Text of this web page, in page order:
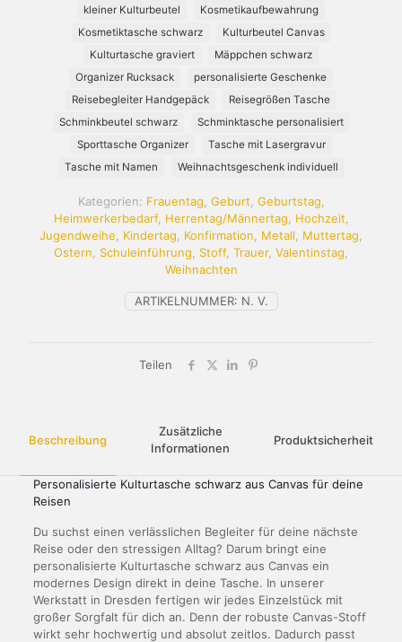
ARTIKELNUMMER: N. V.
Kategorien: Frauentag Geburt Geburtstag
Heimwerkerbedarf, Herrentag/Männertag Hochzeit
Jugendweihe
Kindertag Konfirmation Metall Muttertag
Ostern
Schuleinführung Stoff, Trauer, Valentinstag
Weihnachten
kleiner Kulturbeutel
Kosmetikaufbewahrung
Kosmetiktasche schwarz
Kulturbeutel Canvas
Kulturtasche graviert
Mäppchen schwarz
Organizer Rucksack
personalisierte Geschenke
Reisebegleiter Handgepäck
Reisegrößen Tasche
Schminkbeutel schwarz
Schminktasche personalisiert
Sporttasche Organizer
Tasche mit Lasergravur
Tasche mit Namen
Weihnachtsgeschenk individuell
Teilen
Beschreibung
Zusätzliche
Informationen
Produktsicherheit
Personalisierte Kulturtasche schwarz aus Canvas für deine
Reisen
Du suchst einen verlässlichen Begleiter für deine nächste
Reise oder den stressigen Alltag? Darum bringt eine
personalisierte Kulturtasche schwarz aus Canvas ein
modernes Design direkt in deine Tasche. In unserer
Werkstatt in Dresden fertigen wir jedes Einzelstück mit
großer Sorgfalt für dich an. Denn der robuste Canvas-Stoff
wirkt sehr hochwertig und absolut zeitlos. Dadurch passt